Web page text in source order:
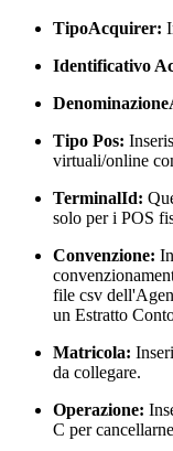
TipoAcquirer:
Identificativo
Tipo Pos:
virtuali/online
TerminalId:
solo per i POS
Convenzione:
file csv
un Estratto
Matricola:
da collegare.
Operazione:
C per